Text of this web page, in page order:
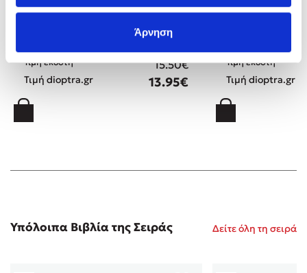
Άρνηση
Το Φλιτζάνι
Τιμή εκδότη 15.50€
Τιμή dioptra.gr 13.95€
Βατραχάκια και
Τιμή εκδότη
Τιμή dioptra.gr
Υπόλοιπα Βιβλία της Σειράς Δείτε όλη τη σειρά